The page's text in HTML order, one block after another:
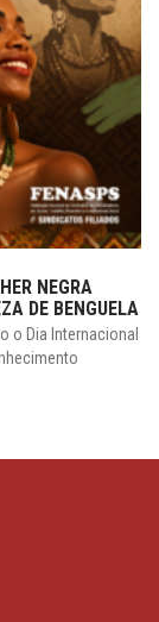
NEGRA
DE BENGUELA
o Dia Internacional